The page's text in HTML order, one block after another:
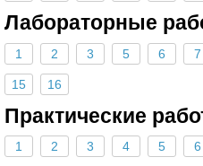
Лабораторные
1 2 3 5 6 7
15 16
Практические
1 2 3 4 5 6